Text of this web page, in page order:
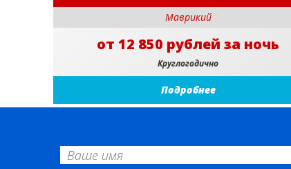
Маврикий
от 12 850 рублей за ночь
Круглогодично
Подробнее